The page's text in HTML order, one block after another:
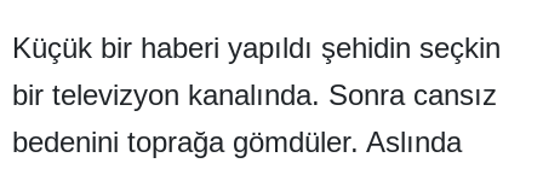
Siirt
Sinop
Sivas
Küçük bir haberi yapıldı şehidin seçkin
bir televizyon kanalında. Sonra cansız
bedenini toprağa gömdüler. Aslında